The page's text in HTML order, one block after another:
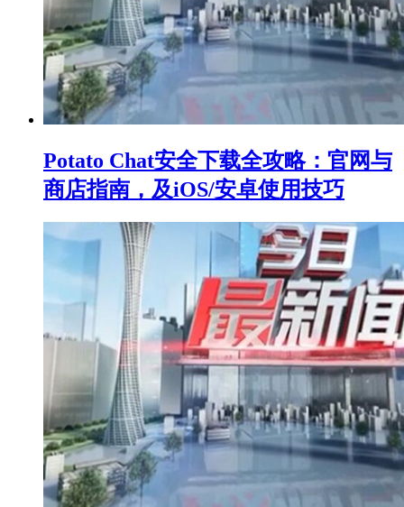
Potato Chat安全下载全攻略：官网与
商店指南，及iOS/安卓使用技巧